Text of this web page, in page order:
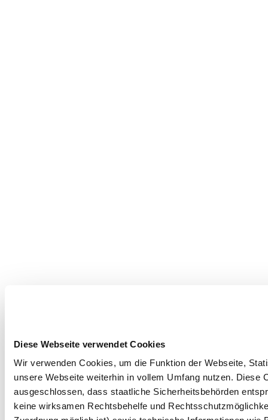
Diese Webseite verwendet Cookies
Wir verwenden Cookies, um die Funktion der Webseite,
unsere Webseite weiterhin in vollem Umfang nutzen.
ausgeschlossen, dass staatliche Sicherheitsbehörden
keine wirksamen Rechtsbehelfe und